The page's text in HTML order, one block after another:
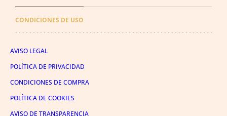
CONDICIONES DE USO
AVISO LEGAL
POLÍTICA DE PRIVACIDAD
CONDICIONES DE COMPRA
POLÍTICA DE COOKIES
AVISO DE TRANSPARENCIA